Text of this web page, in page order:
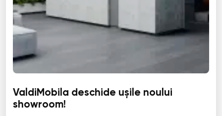
ValdiMobila deschide ușile noului
showroom!